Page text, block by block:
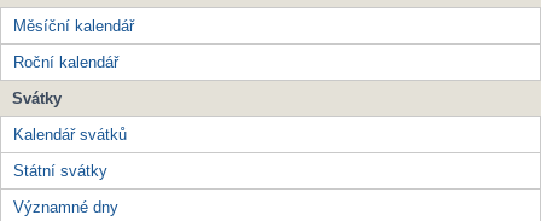
Měsíční kalendář
Roční kalendář
Svátky
Kalendář svátků
Státní svátky
Významné dny